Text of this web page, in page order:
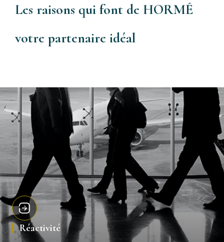
Les raisons qui font de HORMÉ
votre partenaire idéal
Réactivité